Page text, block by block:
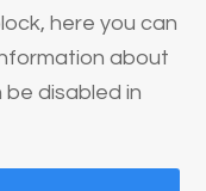
here you can
about
disabled in